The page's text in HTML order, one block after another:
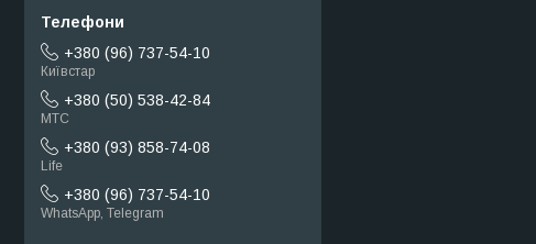
+380 (96) 737-54-10
Київстар
+380 (50) 538-42-84
МТС
+380 (93) 858-74-08
Life
+380 (96) 737-54-10
WhatsApp, Telegram